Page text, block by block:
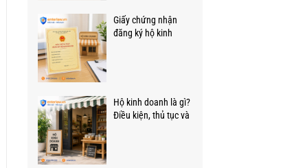
Giấy chứng nhận
đăng ký hộ kinh
Hộ kinh doanh là gì?
Điều kiện, thủ tục và